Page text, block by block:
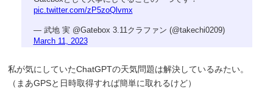
pic.twitter.com/zP5zoQlvmx
— 武地 実 @Gatebox 3.11クラファン (@takechi0209)
March 11, 2023
私が気にしていたChatGPTの天気問題は解決しているみたい。
（まあGPSと日時取得すれば簡単に取れるけど）